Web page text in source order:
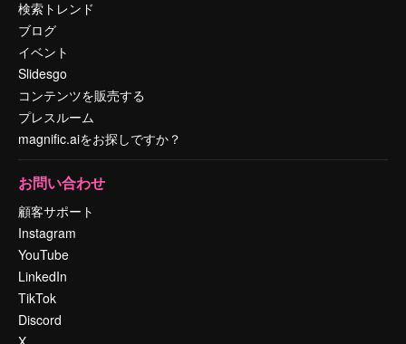
検索トレンド
ブログ
イベント
Slidesgo
コンテンツを販売する
プレスルーム
magnific.aiをお探しですか？
お問い合わせ
顧客サポート
Instagram
YouTube
LinkedIn
TikTok
Discord